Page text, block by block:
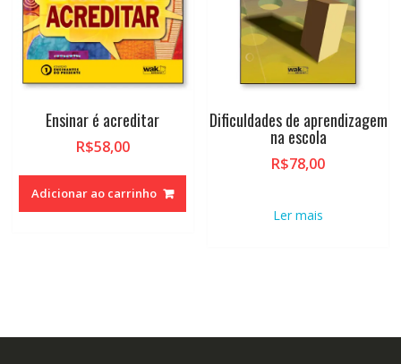
Ensinar é acreditar
R$58,00
Adicionar ao carrinho
Dificuldades de aprendizagem
na escola
R$78,00
Ler mais